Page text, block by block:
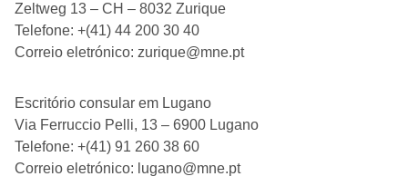
Zeltweg 13 – CH – 8032 Zurique
Telefone: +(41) 44 200 30 40
Correio eletrónico: zurique@mne.pt
Escritório consular em Lugano
Via Ferruccio Pelli, 13 – 6900 Lugano
Telefone: +(41) 91 260 38 60
Correio eletrónico: lugano@mne.pt